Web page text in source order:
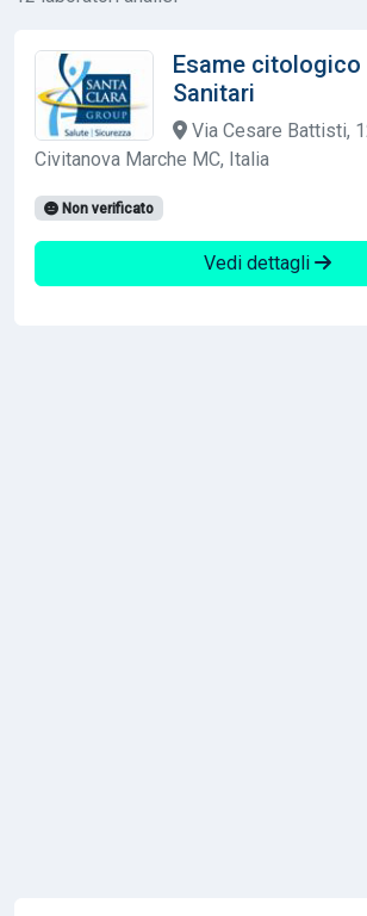
Esame citologico
Sanitari
Via Cesare Battisti,
Civitanova Marche MC, Italia
Non verificato
Vedi dettagli